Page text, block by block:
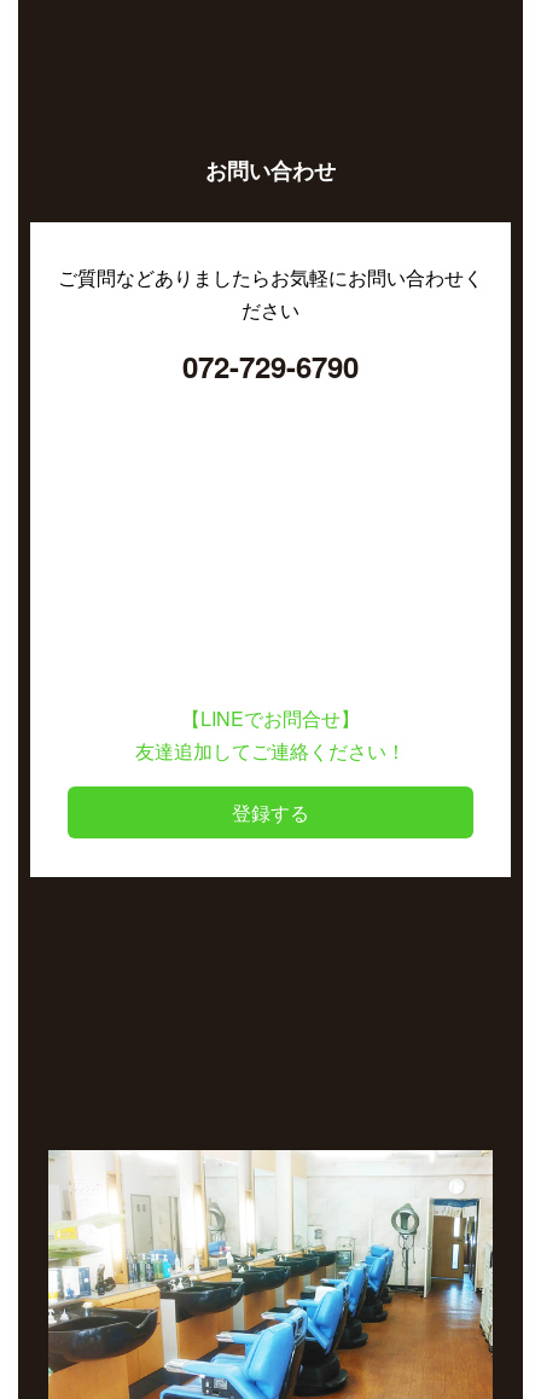
お問い合わせ
ご質問などありましたらお気軽にお問い合わせく
ださい
072-729-6790
【LINEでお問合せ】
友達追加してご連絡ください！
登録する